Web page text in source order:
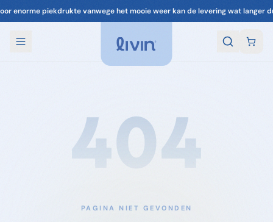
enorme piekdrukte vanwege het mooie weer kan de levering wat langer
404
PAGINA NIET GEVONDEN